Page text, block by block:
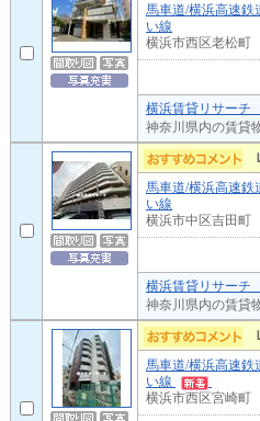
馬車道/横浜高速鉄
い線
横浜市西区老松町
横浜賃貸リサーチ
神奈川県内の賃貸
馬車道/横浜高速鉄
い線
横浜市中区吉田町
横浜賃貸リサーチ
神奈川県内の賃貸
馬車道/横浜高速鉄
い線
横浜市西区宮崎町